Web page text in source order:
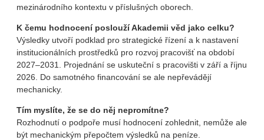
mezinárodního kontextu v příslušných oborech.
K čemu hodnocení poslouží Akademii věd jako celku?
Výsledky utvoří podklad pro strategické řízení a k nastavení
institucionálních prostředků pro rozvoj pracovišť na období
2027–2031. Projednání se uskuteční s pracovišti v září a říjnu
2026. Do samotného financování se ale nepřevádějí
mechanicky.
Tím myslíte, že se do něj nepromítne?
Rozhodnutí o podpoře musí hodnocení zohlednit, nemůže ale
být mechanickým přepočtem výsledků na peníze.